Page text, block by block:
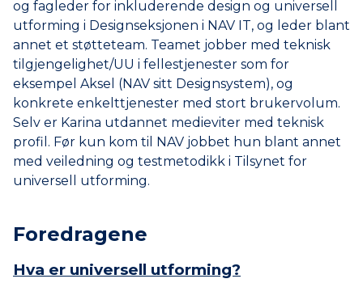
og fagleder for inkluderende design og universell
utforming i Designseksjonen i NAV IT, og leder blant
annet et støtteteam. Teamet jobber med teknisk
tilgjengelighet/UU i fellestjenester som for
eksempel Aksel (NAV sitt Designsystem), og
konkrete enkelttjenester med stort brukervolum.
Selv er Karina utdannet medieviter med teknisk
profil. Før kun kom til NAV jobbet hun blant annet
med veiledning og testmetodikk i Tilsynet for
universell utforming.
Foredragene
Hva er universell utforming?